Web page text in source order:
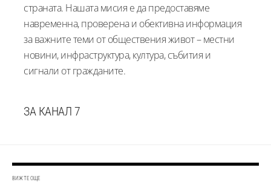
страната. Нашата мисия е да предоставяме
навременна, проверена и обективна информация
за важните теми от обществения живот – местни
новини, инфраструктура, култура, събития и
сигнали от гражданите.
ЗА КАНАЛ 7
ВИЖТЕ ОЩЕ